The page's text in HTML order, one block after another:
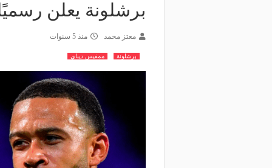
برشلونة يعلن
معتز محمد منذ 5 سنوات
برشلونة ممفيس ديباي